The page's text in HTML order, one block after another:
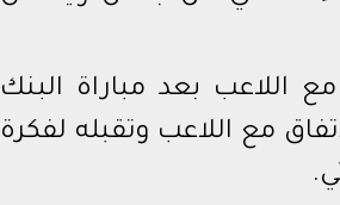
اللاعب بعد مباراة البنك
مع اللاعب وتقبله لفكرة